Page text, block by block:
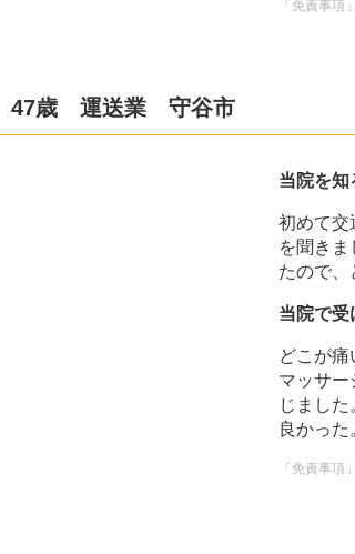
「免責事
47歳 運送業 守谷市
当院を知
初めて交
を聞き
たので、
当院で受
どこが痛
マッサー
じまし
良かった
「免責事